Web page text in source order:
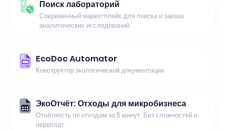
Поиск лабораторий
Современный маркетплейс для поиска и заказа
аналитических исследований
EcoDoc Automator
Конструктор экологической документации
ЭкоОтчёт: Отходы для микробизнеса
Отчётность по отходам за 5 минут. Без сложностей и
переплат